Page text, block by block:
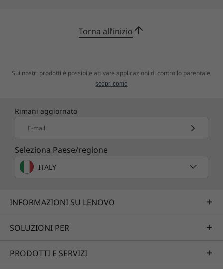
Le funzionalità per la sicurezza di ThinkSmart
Torna all'inizio
Sui nostri prodotti è possibile attivare applicazioni di controllo parentale,
scopri come
Rimani aggiornato
E-mail
Seleziona Paese/regione
ITALY
INFORMAZIONI SU LENOVO
SOLUZIONI PER
PRODOTTI E SERVIZI